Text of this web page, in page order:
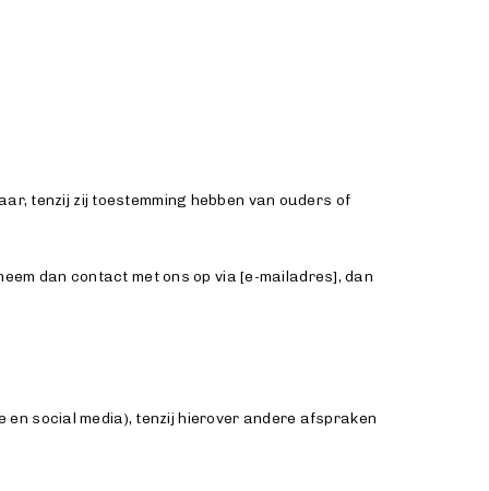
tenzij zij toestemming hebben van ouders of
dan contact met ons op via [e-mailadres], dan
social media), tenzij hierover andere afspraken